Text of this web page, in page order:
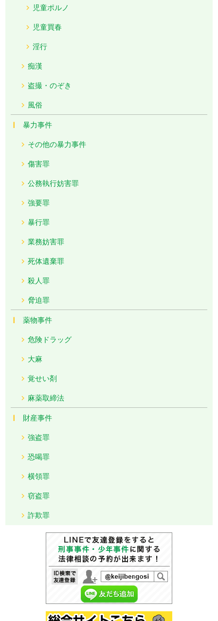
児童ポルノ
児童買春
淫行
痴漢
盗撮・のぞき
風俗
暴力事件
その他の暴力事件
傷害罪
公務執行妨害罪
強要罪
暴行罪
業務妨害罪
死体遺棄罪
殺人罪
脅迫罪
薬物事件
危険ドラッグ
大麻
覚せい剤
麻薬取締法
財産事件
強盗罪
恐喝罪
横領罪
窃盗罪
詐欺罪